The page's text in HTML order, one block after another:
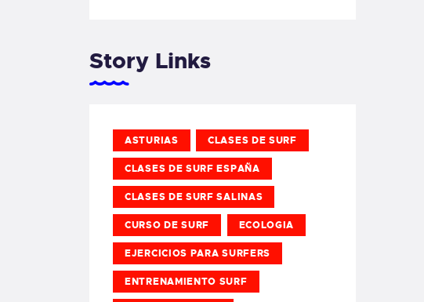
Story Links
ASTURIAS CLASES DE SURF
CLASES DE SURF ESPAÑA
CLASES DE SURF SALINAS
CURSO DE SURF ECOLOGIA
EJERCICIOS PARA SURFERS
ENTRENAMIENTO SURF